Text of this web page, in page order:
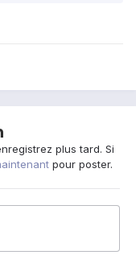
plus tard. Si
pour poster.